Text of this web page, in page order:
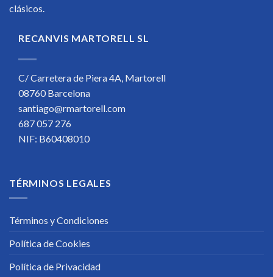
clásicos.
RECANVIS MARTORELL SL
C/ Carretera de Piera 4A, Martorell
08760 Barcelona
santiago@rmartorell.com
687 057 276
NIF: B60408010
TÉRMINOS LEGALES
Términos y Condiciones
Política de Cookies
Política de Privacidad